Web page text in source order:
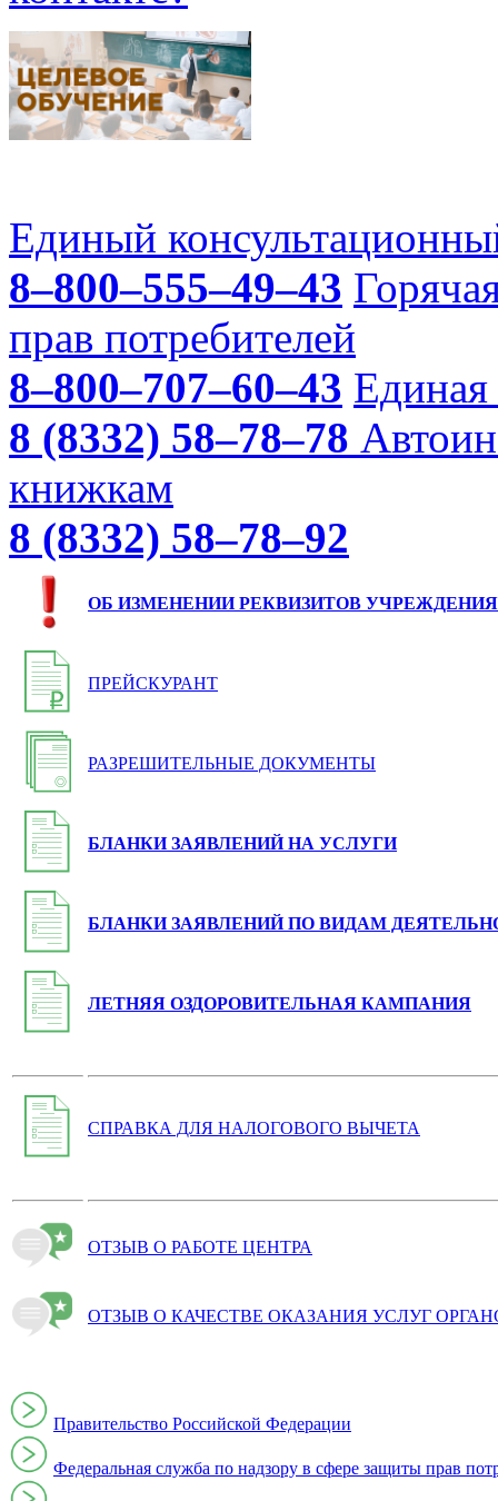
Единый
8–800–555–49–43
прав потребителей
8–800–707–60–43 Единая
8 (8332) 58–78–78
книжкам
8 (8332) 58–78–92
ОБ ИЗМЕНЕНИИ РЕКВИЗИТОВ УЧРЕЖДЕНИЯ
ПРЕЙСКУРАНТ
РАЗРЕШИТЕЛЬНЫЕ ДОКУМЕНТЫ
БЛАНКИ ЗАЯВЛЕНИЙ НА УСЛУГИ
БЛАНКИ ЗАЯВЛЕНИЙ ПО ВИДАМ
ЛЕТНЯЯ ОЗДОРОВИТЕЛЬНАЯ КАМПАНИЯ
СПРАВКА ДЛЯ НАЛОГОВОГО ВЫЧЕТА
ОТЗЫВ О РАБОТЕ ЦЕНТРА
ОТЗЫВ О КАЧЕСТВЕ ОКАЗАНИЯ УСЛУГ
Правительство Российской Федерации
Федеральная служба по надзору в сфере защиты прав